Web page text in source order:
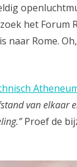
het Forum
naar Rome.
van elkaar
Proef de
je dan in voor
reisinspiratie en